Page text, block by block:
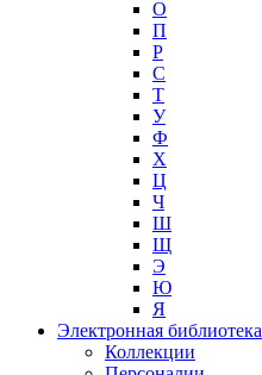
О
П
Р
С
Т
У
Ф
Х
Ц
Ч
Ш
Щ
Э
Ю
Я
Электронная библиотека
Коллекции